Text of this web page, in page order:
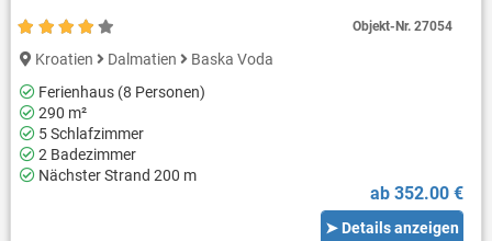
Kroatien Dalmatien
Baska Voda
Ferienhaus (8 Personen)
290 m²
5 Schlafzimmer
2 Badezimmer
Nächster Strand 200 m
ab 352.00 €
➤ Details anzeigen
Objekt-Nr.27054